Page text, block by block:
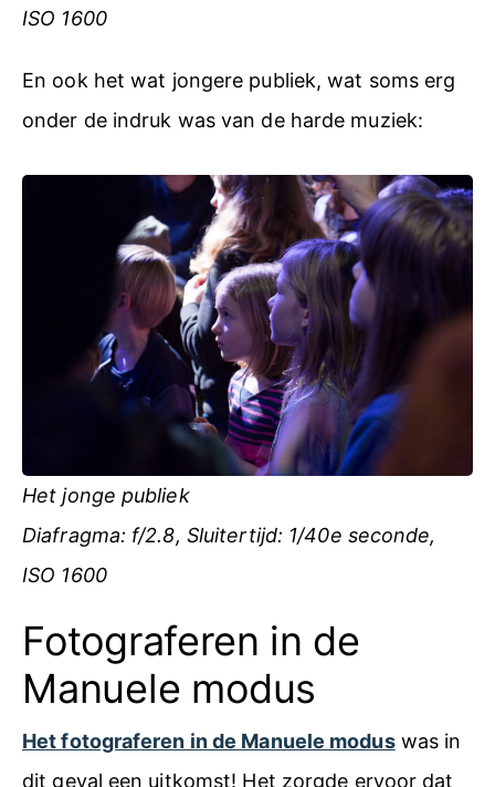
ISO 1600
En ook het wat jongere publiek, wat soms erg
onder de indruk was van de harde muziek:
Het jonge publiek
Diafragma: f/2.8, Sluitertijd: 1/40e seconde,
ISO 1600
Fotograferen in de
Manuele modus
Het fotograferen in de Manuele moduswas in
dit geval een uitkomst! Het zorgde ervoor dat